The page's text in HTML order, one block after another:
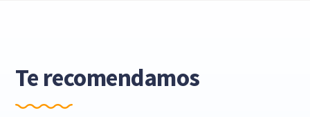
Te recomendamos